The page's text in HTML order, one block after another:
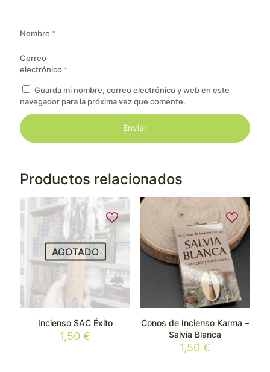
Nombre *
Correo
electrónico *
Guarda mi nombre, correo electrónico y web en este
navegador para la próxima vez que comente.
Productos relacionados
AGOTADO
Incienso SAC Éxito
1,50€
Conos de Incienso Karma –
Salvia Blanca
1,50 €